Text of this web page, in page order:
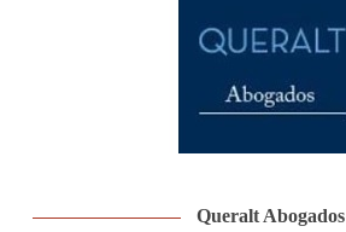
Queralt Abogados